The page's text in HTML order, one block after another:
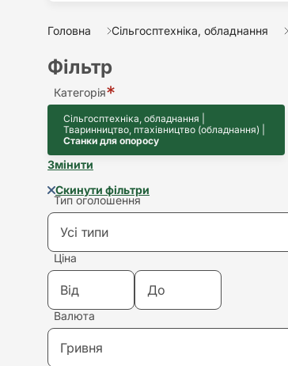
Головна Сільгосптехніка, обладнання
Фільтр
Категорія
Сільгосптехніка, обладнання |
Тваринництво, птахівництво (обладнання) |
Станки для опоросу
Змінити
Скинути фільтри
Тип оголошення
Усі типи
Купівля
Продаж
Ціна
Валюта
Гривня